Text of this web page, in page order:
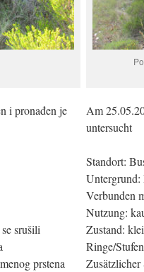
i pronađen je
srušili
prstena
Am
untersucht
Standort:
Untergrund:
Verbunden
Nutzung:
Zustand:
Ringe/